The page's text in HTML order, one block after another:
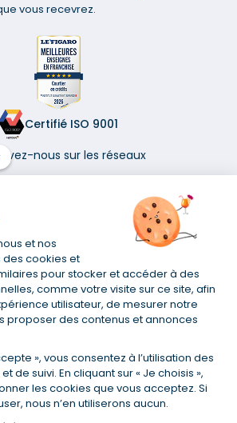
et nos
cookies et
pour stocker et accéder à des
comme votre visite sur ce site, afin
utilisateur, de mesurer notre
proposer des contenus et annonces
», vous consentez à l’utilisation des
de suivi. En cliquant sur « Je choisis »,
les cookies que vous acceptez. Si
nous n’en utiliserons aucun.
vous recevrez.
Certifié ISO 9001
nous sur les réseaux
assurance et selon votre profil
l'assurance d'un prêt amortissable de 330
ans, accordé à un salarié non cadre assuré à
ITT, IPP) âgé de 36 ans fumeur et une personne
à 100 % (décès, PTIA, IPP, ITT, IPP) âgée de 35
deux sans risque médical connu. Au
proposée par la banque 179,08 €/mois
€/mois en moyenne au 14/07/2022 avec
%, coût total de l'assurance : 15 117,65 €).
crédit consommation d'un montant fixé entre
profil et durée.